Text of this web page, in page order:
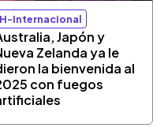
H-Internacional
Japón y
Zelanda ya le
la bienvenida al
con fuegos